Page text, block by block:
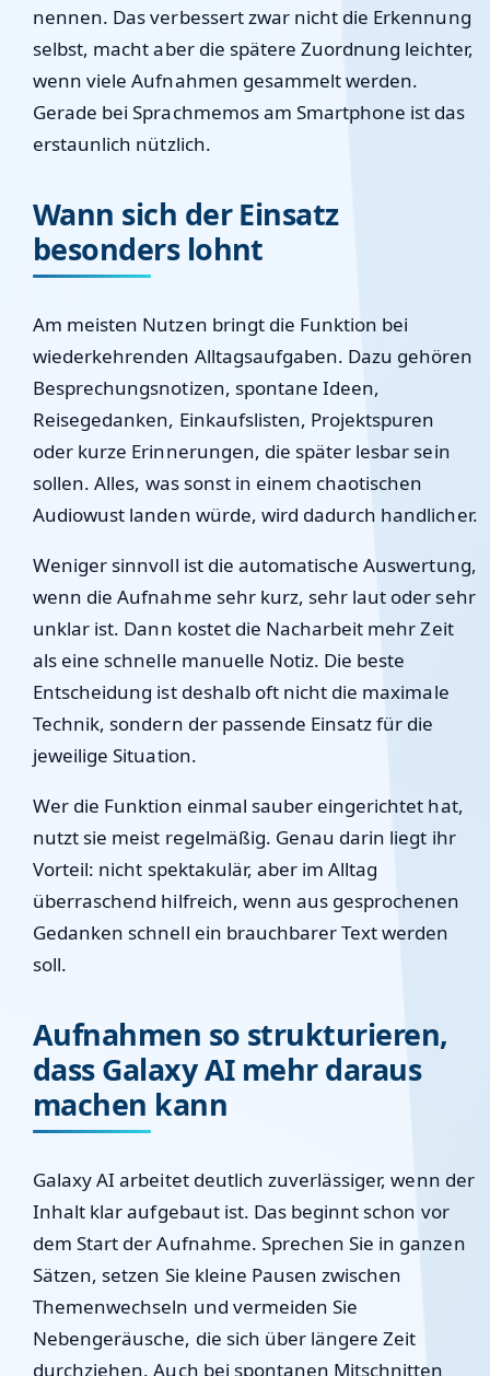
nennen. Das verbessert zwar nicht die Erkennung
selbst, macht aber die spätere Zuordnung leichter,
wenn viele Aufnahmen gesammelt werden.
Gerade bei Sprachmemos am Smartphone ist das
erstaunlich nützlich.
Wann sich der Einsatz
besonders lohnt
Am meisten Nutzen bringt die Funktion bei
wiederkehrenden Alltagsaufgaben. Dazu gehören
Besprechungsnotizen, spontane Ideen,
Reisegedanken, Einkaufslisten, Projektspuren
oder kurze Erinnerungen, die später lesbar sein
sollen. Alles, was sonst in einem chaotischen
Audiowust landen würde, wird dadurch handlicher.
Weniger sinnvoll ist die automatische Auswertung,
wenn die Aufnahme sehr kurz, sehr laut oder sehr
unklar ist. Dann kostet die Nacharbeit mehr Zeit
als eine schnelle manuelle Notiz. Die beste
Entscheidung ist deshalb oft nicht die maximale
Technik, sondern der passende Einsatz für die
jeweilige Situation.
Wer die Funktion einmal sauber eingerichtet hat,
nutzt sie meist regelmäßig. Genau darin liegt ihr
Vorteil: nicht spektakulär, aber im Alltag
überraschend hilfreich, wenn aus gesprochenen
Gedanken schnell ein brauchbarer Text werden
soll.
Aufnahmen so strukturieren,
dass Galaxy AI mehr daraus
machen kann
Galaxy AI arbeitet deutlich zuverlässiger, wenn der
Inhalt klar aufgebaut ist. Das beginnt schon vor
dem Start der Aufnahme. Sprechen Sie in ganzen
Sätzen, setzen Sie kleine Pausen zwischen
Themenwechseln und vermeiden Sie
Nebengeräusche, die sich über längere Zeit
durchziehen. Auch bei spontanen Mitschnitten